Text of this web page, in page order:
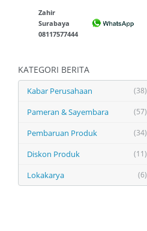
Zahir
Surabaya
08117577444
KATEGORI BERITA
(38)
Kabar Perusahaan
(57)
Pameran & Sayembara
(34)
Pembaruan Produk
(11)
Diskon Produk
(6)
Lokakarya